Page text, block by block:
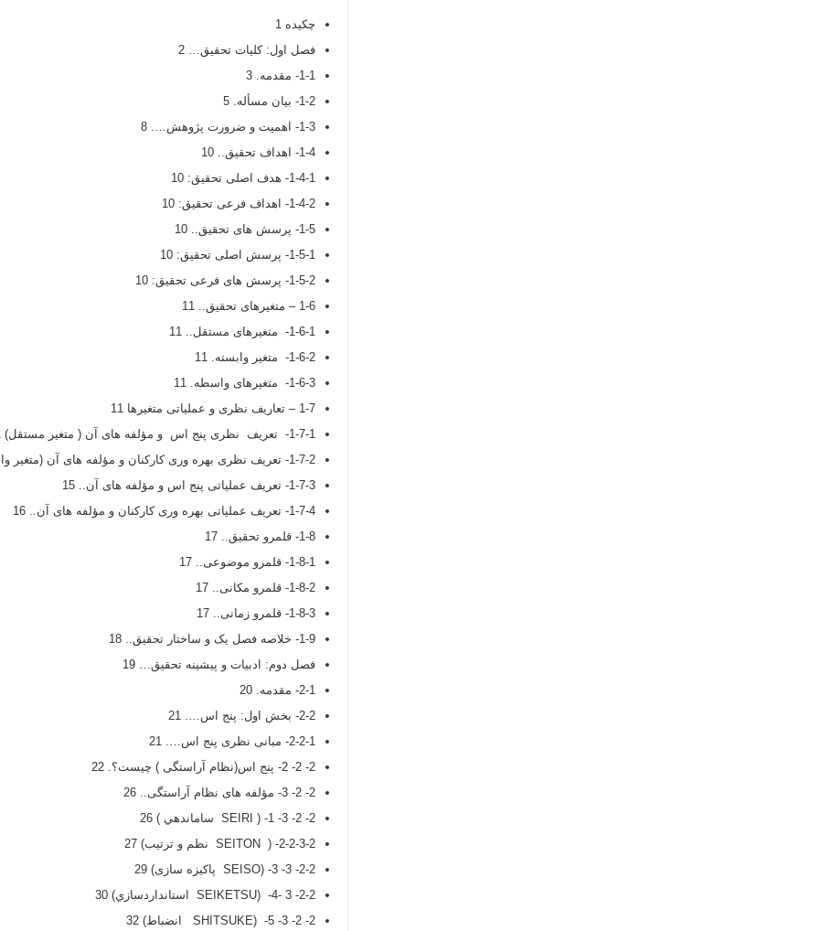
چکیده 1
فصل اول: کلیات تحقیق… 2
1-1- مقدمه. 3
1-2- بیان مسأله. 5
1-3- اهمیت و ضرورت پژوهش…. 8
1-4- اهداف تحقیق.. 10
1-4-1- هدف اصلی تحقیق: 10
1-4-2- اهداف فرعی تحقیق: 10
1-5- پرسش های تحقیق.. 10
1-5-1- پرسش اصلی تحقیق: 10
1-5-2- پرسش های فرعی تحقیق: 10
1-6 – متغیرهای تحقیق.. 11
1-6-1- متغیرهای مستقل.. 11
1-6-2- متغیر وابسته. 11
1-6-3- متغیرهای واسطه. 11
1-7 – تعاریف نظری و عملیاتی متغیرها 11
1-7-1- تعریف نظری پنج اس و مؤلفه های آن ( متغیر مستقل) 11
1-7-2- تعریف نظری بهره وری کارکنان و مؤلفه های آن (متغیر وابسته) 12
1-7-3- تعریف عملیاتی پنج اس و مؤلفه های آن.. 15
1-7-4- تعریف عملیاتی بهره وری کارکنان و مؤلفه های آن.. 16
1-8- قلمرو تحقیق.. 17
1-8-1- قلمرو موضوعی.. 17
1-8-2- قلمرو مکانی.. 17
1-8-3- قلمرو زمانی.. 17
1-9- خلاصه فصل یک و ساختار تحقیق.. 18
فصل دوم: ادبیات و پیشینه تحقیق… 19
2-1- مقدمه. 20
2-2- بخش اول: پنج اس…. 21
2-2-1- مبانی نظری پنج اس…. 21
2- 2- 2- پنج اس(نظام آراستگی ) چیست؟. 22
2- 2- 3- مؤلفه های نظام آراستگی.. 26
2- 2- 3- 1- ( SEIRI ساماندهي ) 26
2-2-3-2- ( SEITON نظم و ترتیب) 27
2-2- 3- 3- (SEISO پاکیزه سازی) 29
2-2- 3 -4- (SEIKETSU استانداردسازي) 30
2- 2- 3- 5- (SHITSUKE انضباط) 32